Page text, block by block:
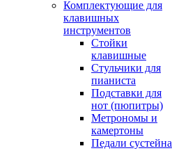
Комплектующие для
клавишных
инструментов
Стойки
клавишные
Стульчики для
пианиста
Подставки для
нот (пюпитры)
Метрономы и
камертоны
Педали сустейна